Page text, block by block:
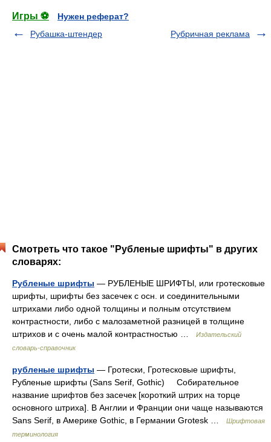
Игры ⚽
Нужен реферат?
Рубашка-штендер
Рубричная реклама
Смотреть что такое "Рубленые шрифты" в других
словарях:
Рубленые шрифты — РУБЛЕНЫЕ ШРИФТЫ, или гротесковые
шрифты, шрифты без засечек с осн. и соединительными
штрихами либо одной толщины и полным отсутствием
контрастности, либо с малозаметной разницей в толщине
штрихов и с очень малой контрастностью …
Издательский
словарь-справочник
рубленые шрифты — Гротески, Гротесковые шрифты,
Рубленые шрифты (Sans Serif, Gothic) Собирательное
название шрифтов без засечек [короткий штрих на торце
основного штриха]. В Англии и Франции они чаще называются
Sans Serif, в Америке Gothic, в Германии Grotesk …
Шрифтовая
терминология